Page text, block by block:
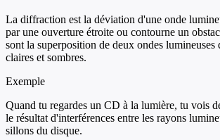
La diffraction est la déviation d'une onde
par une ouverture étroite ou contourne un
sont la superposition de deux ondes lumineuses
claires et sombres.
Exemple
Quand tu regardes un CD à la lumière, tu vois
le résultat d'interférences entre les rayons
sillons du disque.